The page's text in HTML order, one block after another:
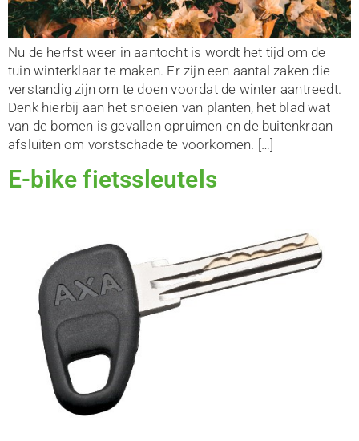
Nu de herfst weer in aantocht is wordt het tijd om de
tuin winterklaar te maken. Er zijn een aantal zaken die
verstandig zijn om te doen voordat de winter aantreedt.
Denk hierbij aan het snoeien van planten, het blad wat
van de bomen is gevallen opruimen en de buitenkraan
afsluiten om vorstschade te voorkomen. […]
E-bike fietssleutels